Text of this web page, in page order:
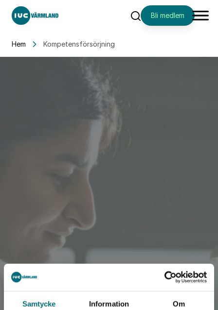
Samtycke Information Om
SökBli medlem
Hem Kompetensförsörjning